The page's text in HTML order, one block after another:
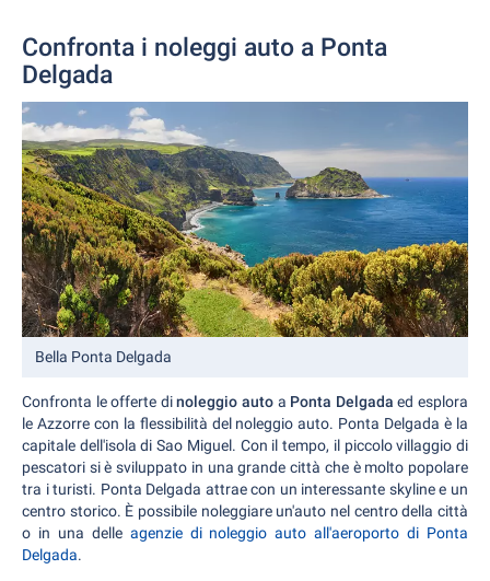
Confronta i noleggi auto a Ponta
Delgada
Bella Ponta Delgada
Confronta le offerte dinoleggio auto a Ponta Delgada ed esplora
le Azzorre con la flessibilità del noleggio auto. Ponta Delgada è la
capitale dell'isola di Sao Miguel. Con il tempo, il piccolo villaggio di
pescatori si è sviluppato in una grande città che è molto popolare
tra i turisti. Ponta Delgada attrae con un interessante skyline e un
centro storico. È possibile noleggiare un'auto nel centro della città
o in una delle agenzie di noleggio auto all'aeroporto di Ponta
Delgada.